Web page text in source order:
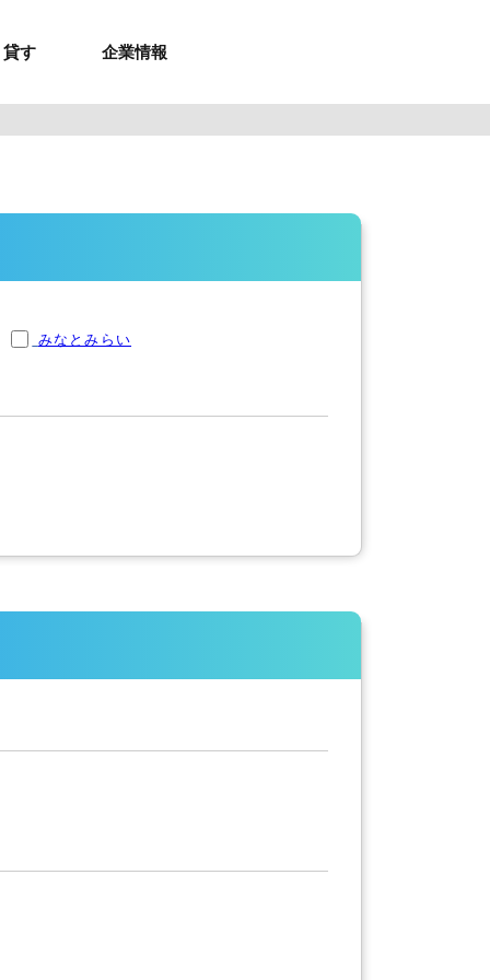
お問合せ
無料お見積もり
貸す
お問い合わせ
企業情報
みなとみらい